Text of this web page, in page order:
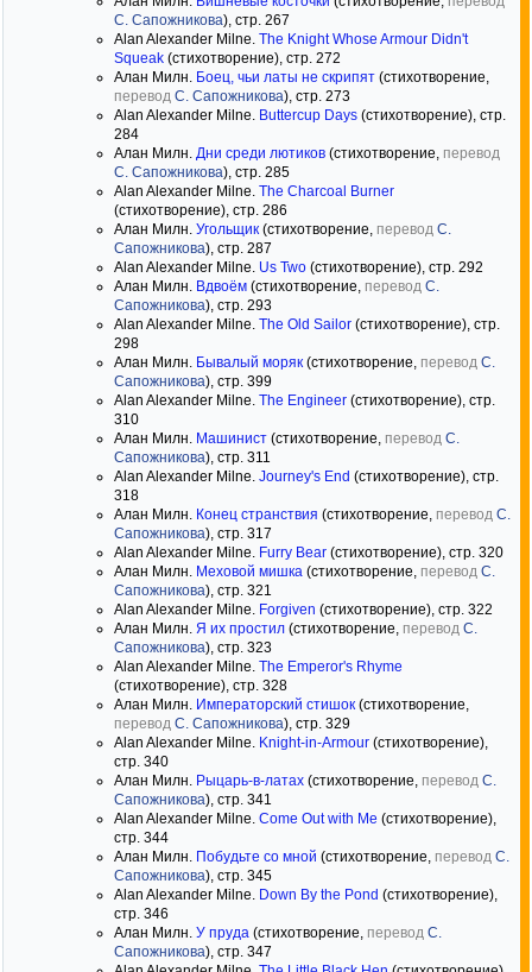
С. Сапожникова), стр. 267
Alan Alexander Milne. The Knight Whose Armour Didn't
Squeak (стихотворение), стр. 272
Алан Милн. Боец, чьи латы не скрипят (стихотворение,
перевод С. Сапожникова), стр. 273
Alan Alexander Milne. Buttercup Days (стихотворение), стр.
284
Алан Милн. Дни среди лютиков (стихотворение, перевод
С. Сапожникова), стр. 285
Alan Alexander Milne. The Charcoal Burner
(стихотворение), стр. 286
Алан Милн. Угольщик (стихотворение, перевод С.
Сапожникова), стр. 287
Alan Alexander Milne. Us Two (стихотворение), стр. 292
Алан Милн. Вдвоём (стихотворение, перевод С.
Сапожникова), стр. 293
Alan Alexander Milne. The Old Sailor (стихотворение), стр.
298
Алан Милн. Бывалый моряк (стихотворение, перевод С.
Сапожникова), стр. 399
Alan Alexander Milne. The Engineer (стихотворение), стр.
310
Алан Милн. Машинист (стихотворение, перевод С.
Сапожникова), стр. 311
Alan Alexander Milne. Journey's End (стихотворение), стр.
318
Алан Милн. Конец странствия (стихотворение, перевод С.
Сапожникова), стр. 317
Alan Alexander Milne. Furry Bear (стихотворение), стр. 320
Алан Милн. Меховой мишка (стихотворение, перевод С.
Сапожникова), стр. 321
Alan Alexander Milne. Forgiven (стихотворение), стр. 322
Алан Милн. Я их простил (стихотворение, перевод С.
Сапожникова), стр. 323
Alan Alexander Milne. The Emperor's Rhyme
(стихотворение), стр. 328
Алан Милн. Императорский стишок (стихотворение,
перевод С. Сапожникова), стр. 329
Alan Alexander Milne. Knight-in-Armour (стихотворение),
стр. 340
Алан Милн. Рыцарь-в-латах (стихотворение, перевод С.
Сапожникова), стр. 341
Alan Alexander Milne. Come Out with Me (стихотворение),
стр. 344
Алан Милн. Побудьте со мной (стихотворение, перевод С.
Сапожникова), стр. 345
Alan Alexander Milne. Down By the Pond (стихотворение),
стр. 346
Алан Милн. У пруда (стихотворение, перевод С.
Сапожникова), стр. 347